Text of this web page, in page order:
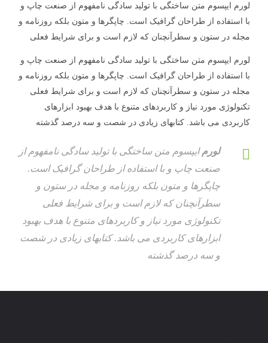
لورم ایپسوم متن ساختگی با تولید سادگی نامفهوم از صنعت چاپ و
با استفاده از طراحان گرافیک است. چاپگرها و متون بلکه روزنامه و
مجله در ستون و سطرآنچنان که لازم است و برای شرایط فعلی
لورم ایپسوم متن ساختگی با تولید سادگی نامفهوم از صنعت چاپ و
با استفاده از طراحان گرافیک است. چاپگرها و متون بلکه روزنامه و
مجله در ستون و سطرآنچنان که لازم است و برای شرایط فعلی
تکنولوژی مورد نیاز و کاربردهای متنوع با هدف بهبود ابزارهای
کاربردی می باشد. کتابهای زیادی در شصت و سه درصد گذشته
لورمایپسوم متن ساختگی با تولید سادگی نامفهوم از
صنعت چاپ و با استفاده از طراحان گرافیک است.
چاپگرها و متون بلکه روزنامه و مجله در ستون و
سطرآنچنان که لازم است و برای شرایط فعلی
تکنولوژی مورد نیاز و کاربردهای متنوع با هدف بهبود
ابزارهای کاربردی می باشد. کتابهای زیادی در شصت
و سه درصد گذشته